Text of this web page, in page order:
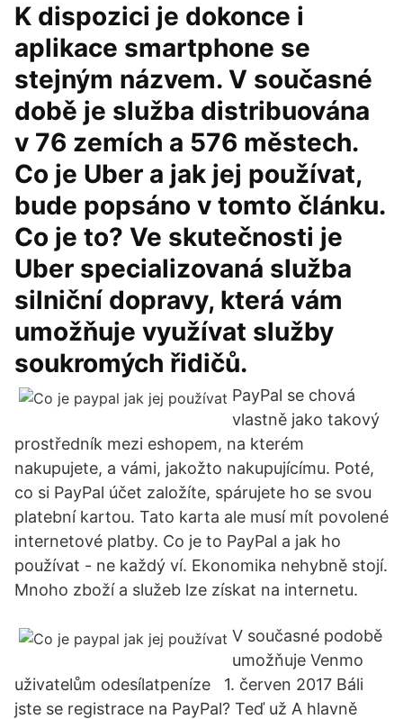
K dispozici je dokonce i
aplikace smartphone se
stejným názvem. V současné
době je služba distribuována
v 76 zemích a 576 městech.
Co je Uber a jak jej používat,
bude popsáno v tomto článku.
Co je to? Ve skutečnosti je
Uber specializovaná služba
silniční dopravy, která vám
umožňuje využívat služby
soukromých řidičů.
PayPal se chová
vlastně jako takový
prostředník mezi eshopem, na kterém
nakupujete, a vámi, jakožto nakupujícímu. Poté,
co si PayPal účet založíte, spárujete ho se svou
platební kartou. Tato karta ale musí mít povolené
internetové platby. Co je to PayPal a jak ho
používat - ne každý ví. Ekonomika nehybně stojí.
Mnoho zboží a služeb lze získat na internetu.
V současné podobě
umožňuje Venmo
uživatelům odesílatpeníze 1. červen 2017 Báli
jste se registrace na PayPal? Teď už A hlavně